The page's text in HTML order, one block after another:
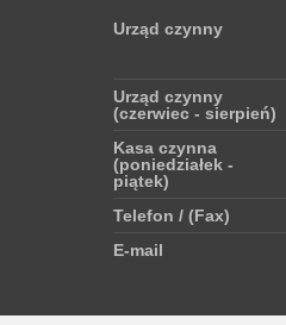
Urząd czynny
Urząd czynny
(czerwiec - sierpień)
Kasa czynna
(poniedziałek -
piątek)
Telefon / (Fax)
E-mail